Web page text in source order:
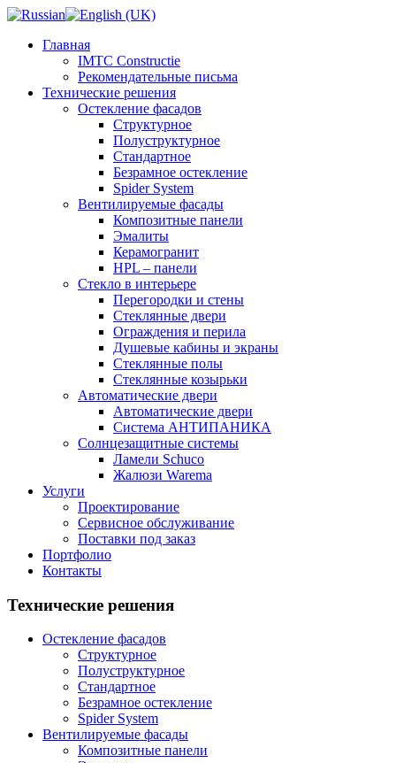
Главная
IMTC Constructie
Рекомендательные письма
Технические решения
Остекление фасадов
Структурное
Полуструктурное
Стандартное
Безрамное остекление
Spider System
Вентилируемые фасады
Композитные панели
Эмалиты
Керамогранит
HPL – панели
Стекло в интерьере
Перегородки и стены
Стеклянные двери
Ограждения и перила
Душевые кабины и экраны
Стеклянные полы
Стеклянные козырьки
Автоматические двери
Автоматические двери
Система АНТИПАНИКА
Солнцезащитные системы
Ламели Schuco
Жалюзи Warema
Услуги
Проектирование
Сервисное обслуживание
Поставки под заказ
Портфолио
Контакты
Технические решения
Остекление фасадов
Структурное
Полуструктурное
Стандартное
Безрамное остекление
Spider System
Вентилируемые фасады
Композитные панели